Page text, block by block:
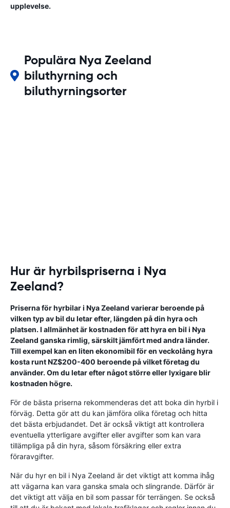
upplevelse.
Populära Nya Zeeland
biluthyrning och
biluthyrningsorter
Hur är hyrbilspriserna i Nya
Zeeland?
Priserna för hyrbilar i Nya Zeeland varierar beroende på
vilken typ av bil du letar efter, längden på din hyra och
platsen. I allmänhet är kostnaden för att hyra en bil i Nya
Zeeland ganska rimlig, särskilt jämfört med andra länder.
Till exempel kan en liten ekonomibil för en veckolång hyra
kosta runt NZ$200-400 beroende på vilket företag du
använder. Om du letar efter något större eller lyxigare blir
kostnaden högre.
För de bästa priserna rekommenderas det att boka din hyrbil i
förväg. Detta gör att du kan jämföra olika företag och hitta
det bästa erbjudandet. Det är också viktigt att kontrollera
eventuella ytterligare avgifter eller avgifter som kan vara
tillämpliga på din hyra, såsom försäkring eller extra
föraravgifter.
När du hyr en bil i Nya Zeeland är det viktigt att komma ihåg
att vägarna kan vara ganska smala och slingrande. Därför är
det viktigt att välja en bil som passar för terrängen. Se också